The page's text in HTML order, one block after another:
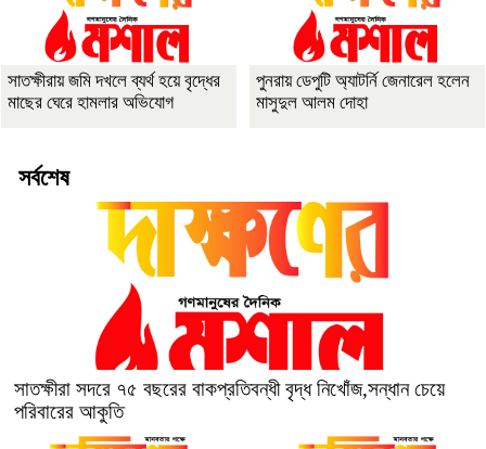
সাতক্ষীরায় জমি দখলে ব্যর্থ হয়ে বৃদ্ধের
মাছের ঘেরে হামলার অভিযোগ
পুনরায় ডেপুটি অ্যাটর্নি জেনারেল হলেন
মাসুদুল আলম দোহা
সর্বশেষ
সাতক্ষীরা সদরে ৭৫ বছরের বাকপ্রতিবন্ধী বৃদ্ধ নিখোঁজ,সন্ধান চেয়ে
পরিবারের আকুতি